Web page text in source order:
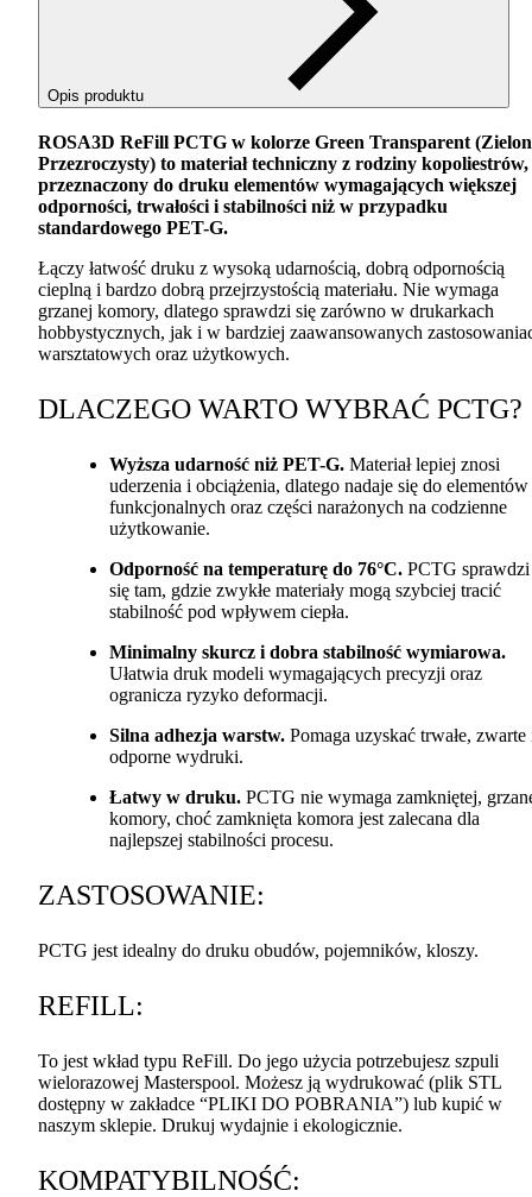
Opis produktu
ROSA3D ReFill PCTG w kolorze Green Transparent
Przezroczysty) to materiał techniczny z rodziny kopoliestrów,
przeznaczony do druku elementów wymagających większej
odporności, trwałości i stabilności niż w przypadku
standardowego PET-G.
Łączy łatwość druku z wysoką udarnością, dobrą odpornością
cieplną i bardzo dobrą przejrzystością materiału. Nie wymaga
grzanej komory, dlatego sprawdzi się zarówno w drukarkach
hobbystycznych, jak i w bardziej zaawansowanych
warsztatowych oraz użytkowych.
DLACZEGO WARTO WYBRAĆ PCTG?
Wyższa udarność niż PET-G. Materiał lepiej znosi
uderzenia i obciążenia, dlatego nadaje się do elementów
funkcjonalnych oraz części narażonych na codzienne
użytkowanie.
Odporność na temperaturę do 76°C. PCTG sprawdzi
się tam, gdzie zwykłe materiały mogą szybciej tracić
stabilność pod wpływem ciepła.
Minimalny skurcz i dobra stabilność wymiarowa.
Ułatwia druk modeli wymagających precyzji oraz
ogranicza ryzyko deformacji.
Silna adhezja warstw. Pomaga uzyskać trwałe, zwarte
odporne wydruki.
Łatwy w druku. PCTG nie wymaga zamkniętej,
komory, choć zamknięta komora jest zalecana dla
najlepszej stabilności procesu.
ZASTOSOWANIE:
PCTG jest idealny do druku obudów, pojemników, kloszy.
REFILL:
To jest wkład typu ReFill. Do jego użycia potrzebujesz szpuli
wielorazowej Masterspool. Możesz ją wydrukować (plik STL
dostępny w zakładce “PLIKI DO POBRANIA”) lub kupić w
naszym sklepie. Drukuj wydajnie i ekologicznie.
KOMPATYBILNOŚĆ: